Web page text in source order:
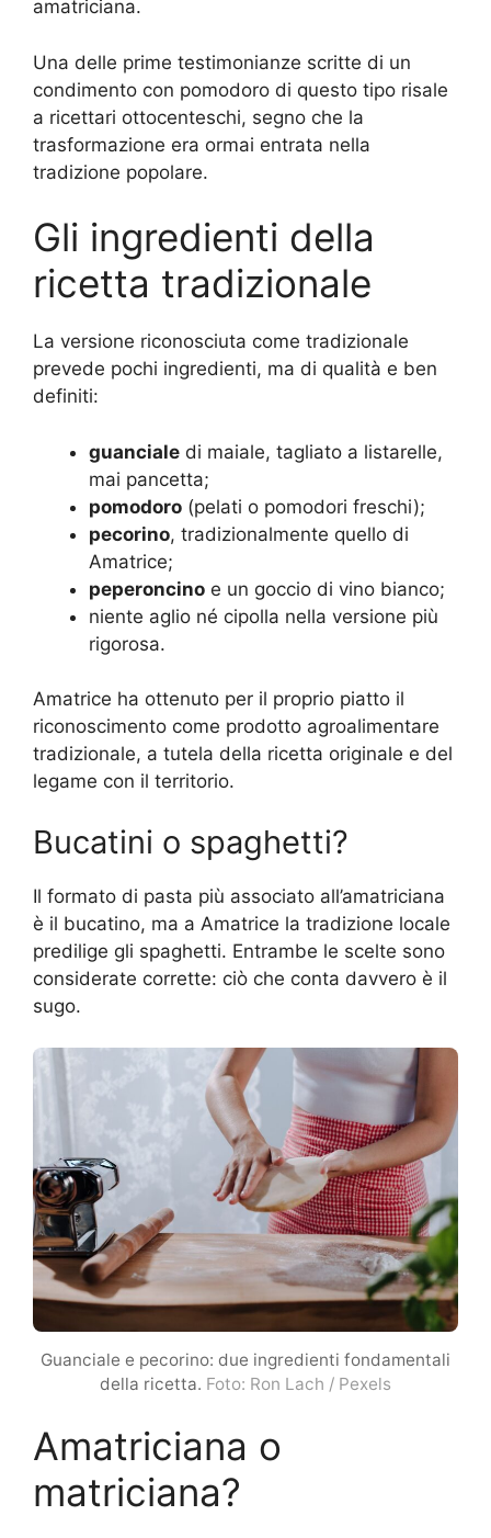
amatriciana.
Una delle prime testimonianze scritte di un
condimento con pomodoro di questo tipo risale
a ricettari ottocenteschi, segno che la
trasformazione era ormai entrata nella
tradizione popolare.
Gli ingredienti della
ricetta tradizionale
La versione riconosciuta come tradizionale
prevede pochi ingredienti, ma di qualità e ben
definiti:
guanciale di maiale, tagliato a listarelle,
mai pancetta;
pomodoro (pelati o pomodori freschi);
pecorino, tradizionalmente quello di
Amatrice;
peperoncino e un goccio di vino bianco;
niente aglio né cipolla nella versione più
rigorosa.
Amatrice ha ottenuto per il proprio piatto il
riconoscimento come prodotto agroalimentare
tradizionale, a tutela della ricetta originale e del
legame con il territorio.
Bucatini o spaghetti?
Il formato di pasta più associato all’amatriciana
è il bucatino, ma a Amatrice la tradizione locale
predilige gli spaghetti. Entrambe le scelte sono
considerate corrette: ciò che conta davvero è il
sugo.
Guanciale e pecorino: due ingredienti fondamentali
della ricetta. Foto: Ron Lach / Pexels
Amatriciana o
matriciana?